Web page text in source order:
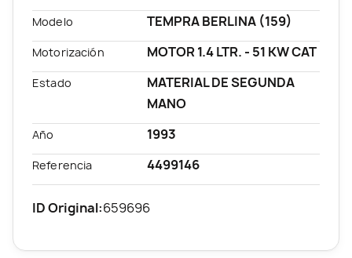
Modelo TEMPRA BERLINA (159)
Motorización MOTOR 1.4 LTR. - 51 KW CAT
Estado
MATERIAL DE SEGUNDA
MANO
Año 1993
Referencia 4499146
ID Original:659696